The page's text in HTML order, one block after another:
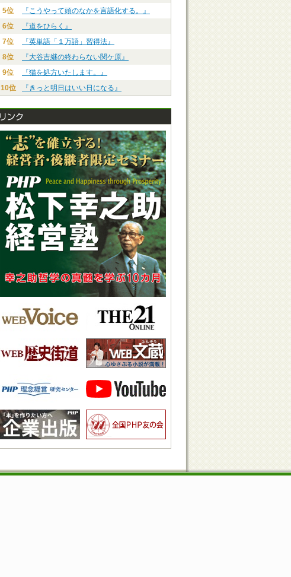
5位
『こうやって頭のなかを言語化する。』
6位
『道をひらく』
7位
『英単語「１万語」習得法』
8位
『大谷吉継の終わらない関ケ原』
9位
『猫を処方いたします。』
10位
『きっと明日はいい日になる』